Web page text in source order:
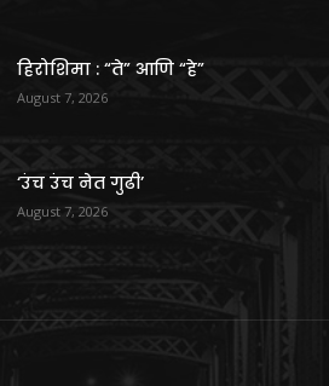
हिरोशिमा : “ते” आणि “हे”
August 7, 2026
‘उंच उंच नेत गुढी’
August 7, 2026